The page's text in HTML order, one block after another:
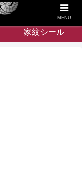
家紋シール
MENU